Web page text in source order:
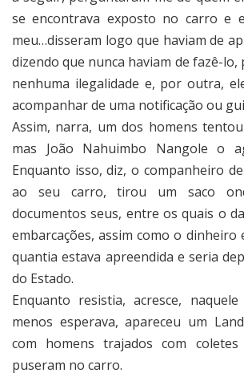
se encontrava exposto no carro e
meu…disseram logo que haviam de
dizendo que nunca haviam de fazê-lo,
nenhuma ilegalidade e, por outra,
acompanhar de uma notificação ou
Assim, narra, um dos homens
mas João Nahuimbo Nangole o
Enquanto isso, diz, o companheiro
ao seu carro, tirou um saco
documentos seus, entre os quais o
embarcações, assim como o dinheiro
quantia estava apreendida e seria
do Estado.
Enquanto resistia, acresce,
menos esperava, apareceu um
com homens trajados com
puseram no carro.